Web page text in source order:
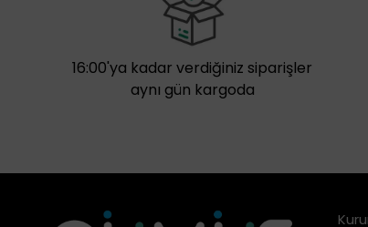
16:00'ya kadar verdiğiniz siparişler
aynı gün kargoda